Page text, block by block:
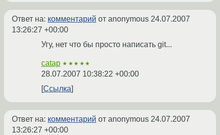
Ответ на: комментарий от anonymous 24.07.2007
13:26:27 +00:00
Угу, нет что бы просто написать git...
catap ★★★★★
28.07.2007 10:38:22 +00:00
Ссылка
Ответ на: комментарий от anonymous 24.07.2007
13:26:27 +00:00